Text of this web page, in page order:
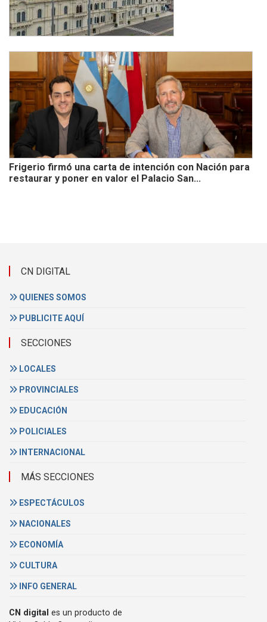
Frigerio firmó una carta de intención con Nación para
restaurar y poner en valor el Palacio San...
CN DIGITAL
QUIENES SOMOS
PUBLICITE AQUÍ
SECCIONES
LOCALES
PROVINCIALES
EDUCACIÓN
POLICIALES
INTERNACIONAL
MÁS SECCIONES
ESPECTÁCULOS
NACIONALES
ECONOMÍA
CULTURA
INFO GENERAL
CN digital es un producto de